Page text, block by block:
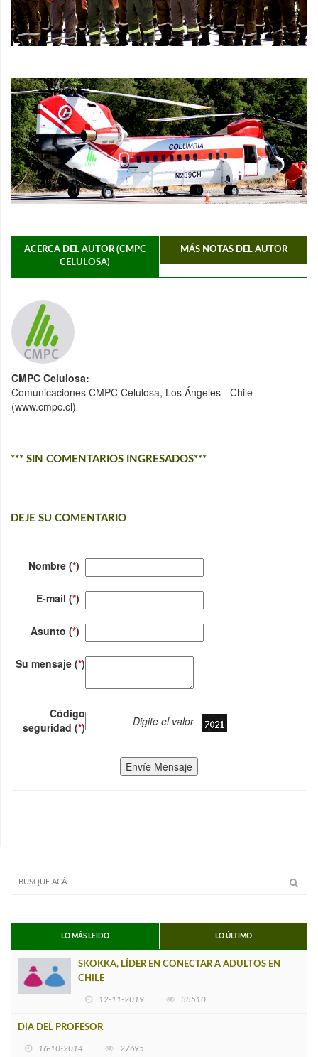
ACERCA DEL AUTOR (CMPC
CELULOSA)
MÁS NOTAS DEL AUTOR
CMPC Celulosa:
Comunicaciones CMPC Celulosa, Los Ángeles - Chile
(www.cmpc.cl)
*** SIN COMENTARIOS INGRESADOS***
DEJE SU COMENTARIO
Nombre (*)
E-mail (*)
Asunto (*)
Su mensaje (*)
Código
seguridad (*) Digite el valor
Envíe Mensaje
LO MÁS LEIDO LO ÚLTIMO
SKOKKA, LÍDER EN CONECTAR A ADULTOS EN
CHILE
12-11-2019 38510
DIA DEL PROFESOR
16-10-2014 27695